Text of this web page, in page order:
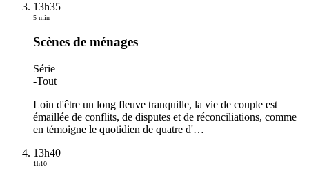
13h35
5 min
Scènes de ménages
Série
-Tout
Loin d'être un long fleuve tranquille, la vie de couple est
émaillée de conflits, de disputes et de réconciliations, comme
en témoigne le quotidien de quatre d'…
13h40
1h10